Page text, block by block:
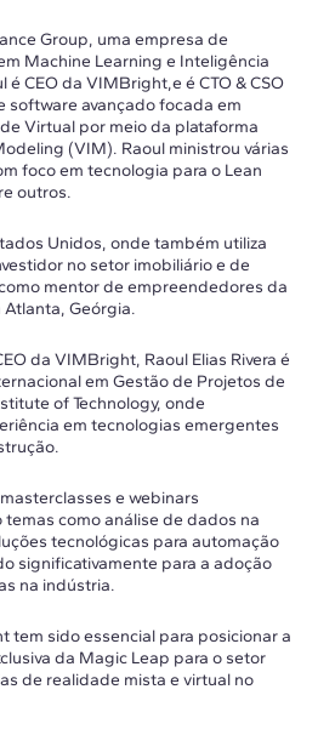
Group, uma empresa de
Machine Learning e Inteligência
CEO da VIMBright,e é CTO & CSO
software avançado focada em
Virtual por meio da plataforma
(VIM). Raoul ministrou várias
foco em tecnologia para o Lean
outros.
Unidos, onde também utiliza
no setor imobiliário e de
mentor de empreendedores da
Geórgia.
da VIMBright, Raoul Elias Rivera é
em Gestão de Projetos de
of Technology, onde
em tecnologias emergentes
e webinars
como análise de dados na
tecnológicas para automação
significativamente para a adoção
na indústria.
tem sido essencial para posicionar a
da Magic Leap para o setor
de realidade mista e virtual no